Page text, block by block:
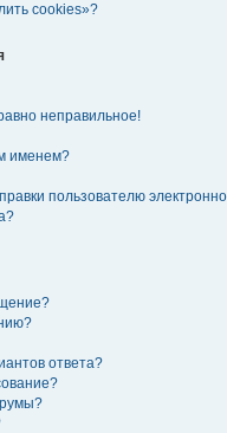
cookies»?
неправильное!
именем?
пользователю
ответа?